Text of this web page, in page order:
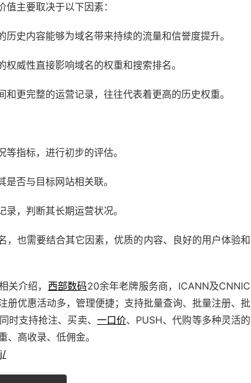
主要取决于以下因素：
史内容能够为域名带来持续的流量和信誉度提升。
威性直接影响域名的权重和搜索排名。
更完整的运营记录，往往代表着更高的历史权重。
指标，进行初步的评估。
否与目标网站相关联。
，判断其长期运营状况。
，也需要结合其它因素，优质的内容、良好的用户体验和
关介绍， 西部数码20余年老牌服务商，ICANN及CNNIC
册优惠活动多，管理便捷；支持批量查询、批量注册、批
时支持抢注、买卖、 一口价、PUSH、代购等多种灵活的
、高收录、低佣金。